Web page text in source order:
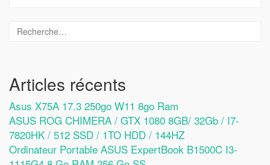
Articles récents
Asus X75A 17.3 250go W11 8go Ram
ASUS ROG CHIMERA / GTX 1080 8GB/ 32Gb / I7-
7820HK / 512 SSD / 1TO HDD / 144HZ
Ordinateur Portable ASUS ExpertBook B1500C I3-